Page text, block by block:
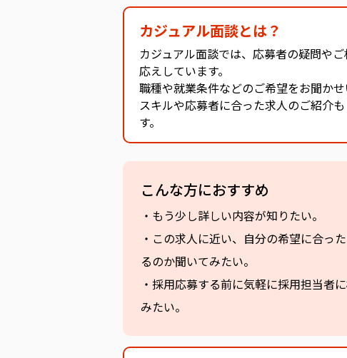
カジュアル面談とは？
カジュアル面談では、応募者の疑問や
応えしています。
職種や就業条件などのご希望をお聞かせ
スキルや応募者に合った求人のご紹介
す。
こんな方におすすめ
・もう少し詳しい内容が知りたい。
・この求人に近い、自分の希望に合っ
るのか聞いてみたい。
・採用応募する前に気軽に採用担当者
みたい。